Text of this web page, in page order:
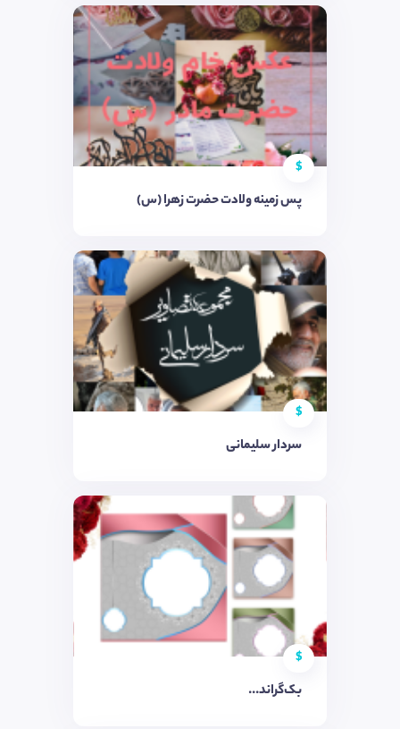
$
پس زمینه ولادت حضرت زهرا (س)
$
سردار سلیمانی
$
بک‌گراند...